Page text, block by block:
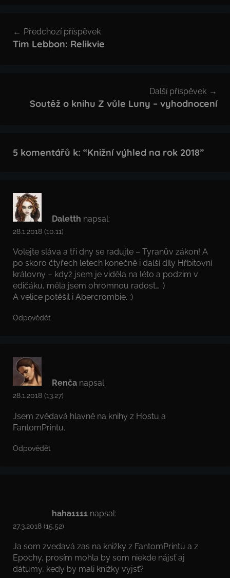
pro
Předchozí příspěvek
Tim Lebbon: Relikvie
Další příspěvek
Soutěž o knihu Z vůle Luny – vyhodnocení
5 komentářů k: “Knižní výhled na rok 2018”
Daletth napsal:
28.1.2018 (10.11)
Volejte sláva a tři dny se radujte – Tyranův zákon! A
po skoro čtyřech letech konečně i další díly Hřbitovní
královny – když jsem je viděla na léto a podzim v
edičáku, měla jsem ohromnou radost… :)
A velice potěšil i Abercrombie. :)
Odpovědět
Renča napsal:
28.1.2018 (13.27)
Jsem zvědavá hlavně na knihy z Hostu a
FantomPrintu.
Odpovědět
haha1111 napsal:
27.3.2018 (15.52)
Ja som zvedavá zas na knižky z FantomPrintu a z
Epochy, prosím mohla by som niekde nájsť aj
dátumy, kedy by mali knižky vyjsť?